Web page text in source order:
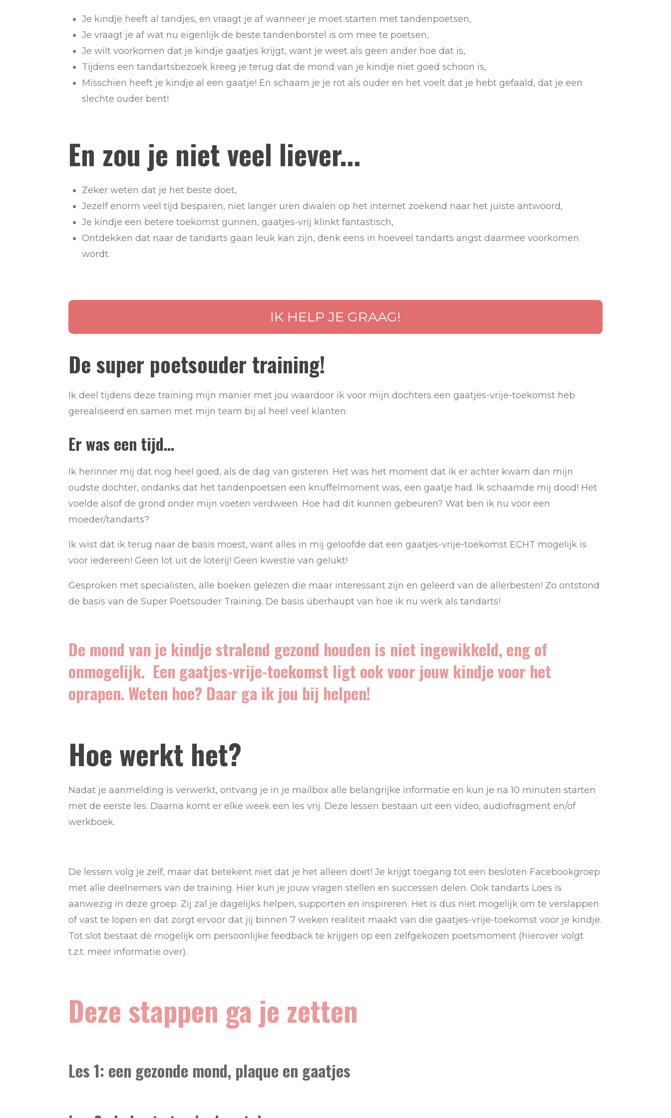
Je kindje heeft al tandjes, en vraagt je af wanneer je moet starten met tandenpoetsen,
Je vraagt je af wat nu eigenlijk de beste tandenborstel is om mee te poetsen,
Je wilt voorkomen dat je kindje gaatjes krijgt, want je weet als geen ander hoe dat is,
Tijdens een tandartsbezoek kreeg je terug dat de mond van je kindje niet goed schoon is,
Misschien heeft je kindje al een gaatje! En schaam je je rot als ouder en het voelt dat je hebt gefaald, dat je een
slechte ouder bent!
En zou je niet veel liever...
Zeker weten dat je het beste doet,
Jezelf enorm veel tijd besparen, niet langer uren dwalen op het internet zoekend naar het juiste antwoord,
Je kindje een betere toekomst gunnen, gaatjes-vrij klinkt fantastisch,
Ontdekken dat naar de tandarts gaan leuk kan zijn, denk eens in hoeveel tandarts angst daarmee voorkomen
wordt.
IK HELP JE GRAAG!
De super poetsouder training!
Ik deel tijdens deze training mijn manier met jou waardoor ik voor mijn dochters een gaatjes-vrije-toekomst heb
gerealiseerd en samen met mijn team bij al heel veel klanten.
Er was een tijd...
Ik herinner mij dat nog heel goed, als de dag van gisteren. Het was het moment dat ik er achter kwam dan mijn
oudste dochter, ondanks dat het tandenpoetsen een knuffelmoment was, een gaatje had. Ik schaamde mij dood! Het
voelde alsof de grond onder mijn voeten verdween. Hoe had dit kunnen gebeuren? Wat ben ik nu voor een
moeder/tandarts?
Ik wist dat ik terug naar de basis moest, want alles in mij geloofde dat een gaatjes-vrije-toekomst ECHT mogelijk is
voor iedereen! Geen lot uit de loterij! Geen kwestie van gelukt!
Gesproken met specialisten, alle boeken gelezen die maar interessant zijn en geleerd van de allerbesten! Zo ontstond
de basis van de Super Poetsouder Training. De basis überhaupt van hoe ik nu werk als tandarts!
De mond van je kindje stralend gezond houden is niet ingewikkeld, eng of
onmogelijk. Een gaatjes-vrije-toekomst ligt ook voor jouw kindje voor het
oprapen. Weten hoe? Daar ga ik jou bij helpen!
Hoe werkt het?
Nadat je aanmelding is verwerkt, ontvang je in je mailbox alle belangrijke informatie en kun je na 10 minuten starten
met de eerste les. Daarna komt er elke week een les vrij. Deze lessen bestaan uit een video, audiofragment en/of
werkboek.
De lessen volg je zelf, maar dat betekent niet dat je het alleen doet! Je krijgt toegang tot een besloten Facebookgroep
met alle deelnemers van de training. Hier kun je jouw vragen stellen en successen delen. Ook tandarts Loes is
aanwezig in deze groep. Zij zal je dagelijks helpen, supporten en inspireren. Het is dus niet mogelijk om te verslappen
of vast te lopen en dat zorgt ervoor dat jij binnen 7 weken realiteit maakt van die gaatjes-vrije-toekomst voor je kindje.
Tot slot bestaat de mogelijk om persoonlijke feedback te krijgen op een zelfgekozen poetsmoment (hierover volgt
t.z.t. meer informatie over).
Deze stappen ga je zetten
Les 1: een gezonde mond, plaque en gaatjes